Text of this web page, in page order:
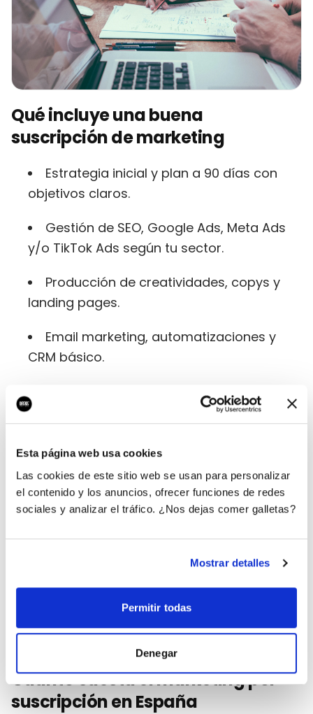
Esta página web usa cookies
Las cookies de este sitio web se usan para personalizar
el contenido y los anuncios, ofrecer funciones de redes
sociales y analizar el tráfico. ¿Nos dejas comer galletas?
Mostrar detalles
Permitir todas
Denegar
Qué incluye una buena
suscripción de marketing
Estrategia inicial y plan a 90 días con
objetivos claros.
Gestión de SEO, Google Ads, Meta Ads
y/o TikTok Ads según tu sector.
Producción de creatividades, copys y
landing pages.
Email marketing, automatizaciones y
CRM básico.
Analítica, eventos de conversión y
reporting mensual.
Un responsable de cuenta dedicado y
Cuánto cuesta el marketing por
suscripción en España